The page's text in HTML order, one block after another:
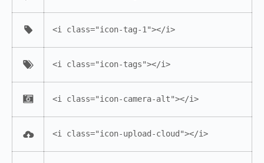
<i class="icon-tag-1"></i>
<i class="icon-tags"></i>
<i class="icon-camera-alt"></i>
<i class="icon-upload-cloud"></i>